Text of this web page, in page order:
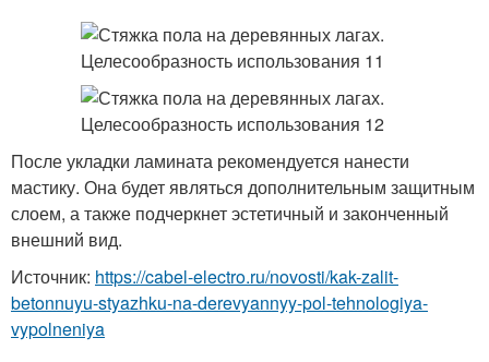
После укладки ламината рекомендуется нанести
мастику. Она будет являться дополнительным защитным
слоем, а также подчеркнет эстетичный и законченный
внешний вид.
Источник: https://cabel-electro.ru/novosti/kak-zalit-
betonnuyu-styazhku-na-derevyannyy-pol-tehnologiya-
vypolneniya